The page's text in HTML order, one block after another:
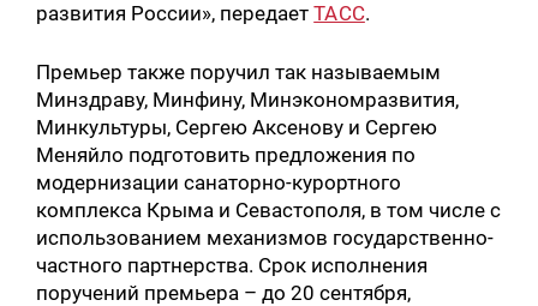
развития России», передаетТАСС.
Премьер также поручил так называемым
Минздраву, Минфину, Минэкономразвития,
Минкультуры, Сергею Аксенову и Сергею
Меняйло подготовить предложения по
модернизации санаторно-курортного
комплекса Крыма и Севастополя, в том числе с
использованием механизмов государственно-
частного партнерства. Срок исполнения
поручений премьера – до 20 сентября,